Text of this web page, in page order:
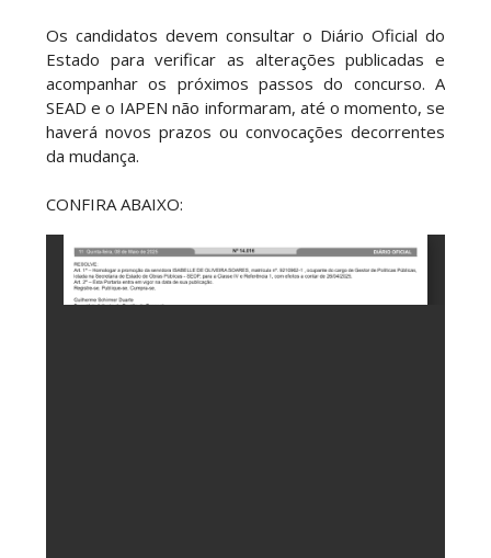
Os candidatos devem consultar o Diário Oficial do
Estado para verificar as alterações publicadas e
acompanhar os próximos passos do concurso. A
SEAD e o IAPEN não informaram, até o momento, se
haverá novos prazos ou convocações decorrentes
da mudança.
CONFIRA ABAIXO: